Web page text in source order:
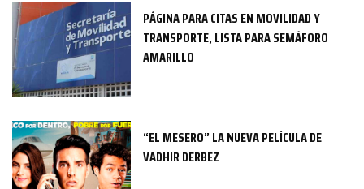
PÁGINA PARA CITAS EN MOVILIDAD Y
TRANSPORTE, LISTA PARA SEMÁFORO
AMARILLO
“EL MESERO” LA NUEVA PELÍCULA DE
VADHIR DERBEZ